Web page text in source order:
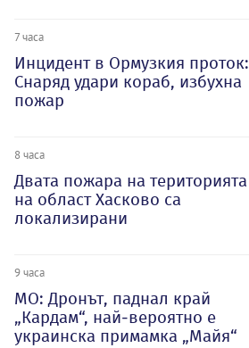
7 часа
Инцидент в Ормузкия проток:
Снаряд удари кораб, избухна
пожар
8 часа
Двата пожара на територията
на област Хасково са
локализирани
9 часа
МО: Дронът, паднал край
„Кардам“, най-вероятно е
украинска примамка „Майя“